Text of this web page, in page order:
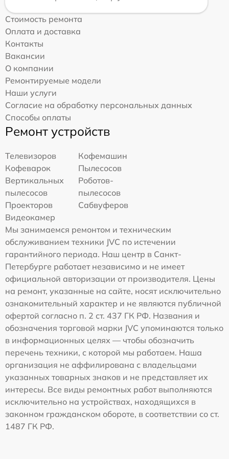
Стоимость ремонта
Оплата и доставка
Контакты
Вакансии
О компании
Ремонтируемые модели
Наши услуги
Согласие на обработку персональных данных
Способы оплаты
Ремонт устройств
Телевизоров
Кофемашин
Кофеварок
Пылесосов
Вертикальных
пылесосов
Роботов-
пылесосов
Проекторов
Сабвуферов
Видеокамер
Мы занимаемся ремонтом и техническим
обслуживанием техники JVC по истечении
гарантийного периода. Наш центр в Санкт-
Петербурге работает независимо и не имеет
официальной авторизации от производителя. Цены
на ремонт, указанные на сайте, носят исключительно
ознакомительный характер и не являются публичной
офертой согласно п. 2 ст. 437 ГК РФ. Названия и
обозначения торговой марки JVC упоминаются только
в информационных целях — чтобы обозначить
перечень техники, с которой мы работаем. Наша
организация не аффилирована с владельцами
указанных товарных знаков и не представляет их
интересы. Все виды ремонтных работ выполняются
исключительно на устройствах, находящихся в
законном гражданском обороте, в соответствии со ст.
1487 ГК РФ.